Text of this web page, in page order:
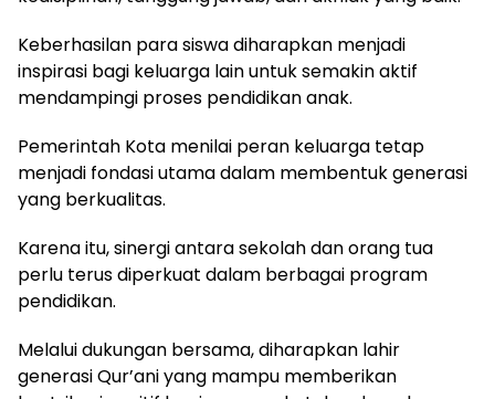
Keberhasilan para siswa diharapkan menjadi
inspirasi bagi keluarga lain untuk semakin aktif
mendampingi proses pendidikan anak.
Pemerintah Kota menilai peran keluarga tetap
menjadi fondasi utama dalam membentuk generasi
yang berkualitas.
Karena itu, sinergi antara sekolah dan orang tua
perlu terus diperkuat dalam berbagai program
pendidikan.
Melalui dukungan bersama, diharapkan lahir
generasi Qur’ani yang mampu memberikan